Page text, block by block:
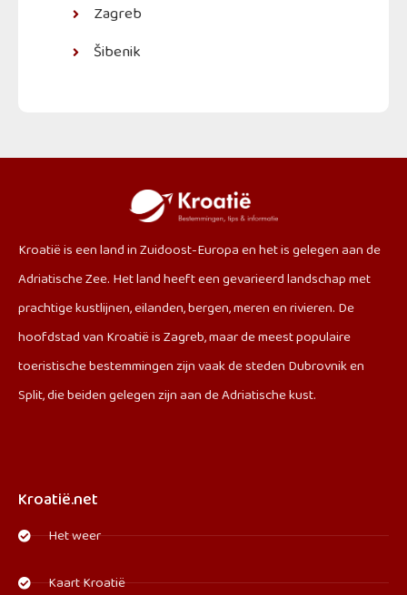
Zagreb
Šibenik
Kroatië is een land in Zuidoost-Europa en het is gelegen aan de
Adriatische Zee. Het land heeft een gevarieerd landschap met
prachtige kustlijnen, eilanden, bergen, meren en rivieren. De
hoofdstad van Kroatië is Zagreb, maar de meest populaire
toeristische bestemmingen zijn vaak de steden Dubrovnik en
Split, die beiden gelegen zijn aan de Adriatische kust.
Kroatië.net
Het weer
Kaart Kroatië